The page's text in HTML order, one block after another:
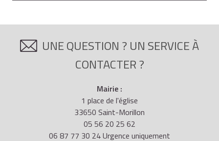
UNE QUESTION ? UN SERVICE À
CONTACTER ?
Mairie :
1 place de l'église
33650 Saint-Morillon
05 56 20 25 62
06 87 77 30 24 Urgence uniquement